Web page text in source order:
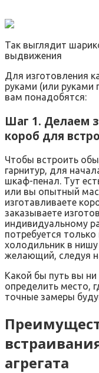
Так выглядит
выдвижения
Для изготовления
руками (или руками
вам понадобятся:
Шаг 1. Делаем
короб для
Чтобы встроить
гарнитур, для
шкаф-пенал. Тут
или вы опытный
изготавливаете
заказываете
индивидуальному
потребуется
холодильник в
желающий, следуя
Какой бы путь вы
определить место,
точные замеры
агрегата